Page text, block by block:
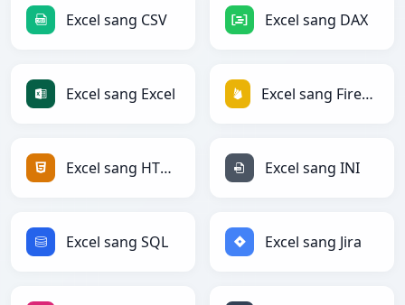
Excel sang CSV Excel sang DAX
Excel sang Excel Excel sang Firebase
Excel sang HTML Excel sang INI
Excel sang SQL Excel sang Jira